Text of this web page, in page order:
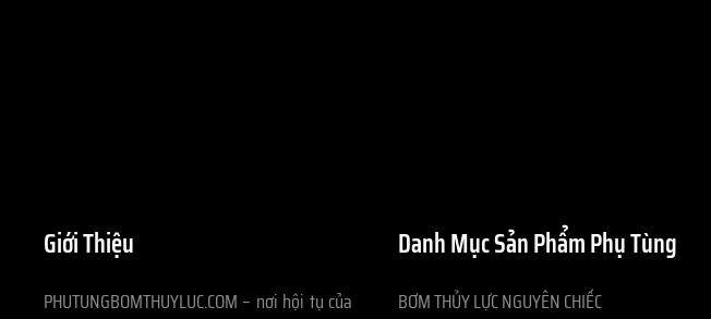
Giới Thiệu
PHUTUNGBOMTHUYLUC.COM – nơi hội tụ của
Danh Mục Sản Phẩm Phụ Tùng
BƠM THỦY LỰC NGUYÊN CHIẾC